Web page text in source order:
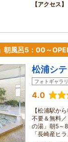
アクセス
朝風呂5：00～
松浦シ
フォトギャラ
4.0
【松浦駅か
不要＆無料
の湯」朝5～
「長崎産ヒ